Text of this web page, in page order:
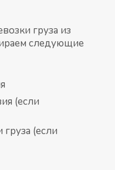
груза из
следующие
(если
(если